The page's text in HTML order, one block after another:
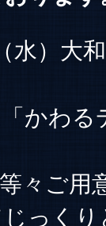
水）大
「かわ
々ご用
っく